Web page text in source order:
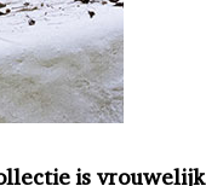
is vrouwelijk